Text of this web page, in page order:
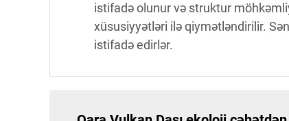
istifadə olunur və struktur
xüsusiyyətləri ilə qiymətləndirilir.
istifadə edirlər.